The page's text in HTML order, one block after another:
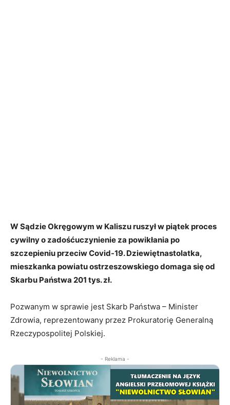
W Sądzie Okręgowym w Kaliszu ruszył w piątek proces
cywilny o zadośćuczynienie za powikłania po
szczepieniu przeciw Covid-19. Dziewiętnastolatka,
mieszkanka powiatu ostrzeszowskiego domaga się od
Skarbu Państwa 201 tys. zł.
Pozwanym w sprawie jest Skarb Państwa – Minister
Zdrowia, reprezentowany przez Prokuratorię Generalną
Rzeczypospolitej Polskiej.
- Reklama -